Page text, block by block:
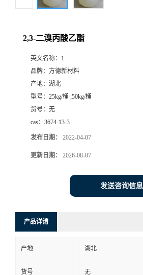
2,3-二溴丙酸乙酯
英文名称： 1
品牌： 方德新材料
产地： 湖北
型号： 25kg/桶 ;50kg/桶
货号： 无
cas： 3674-13-3
发布日期： 2022-04-07
更新日期： 2026-08-07
发送咨询信息
产品详请
产地 湖北
货号 无